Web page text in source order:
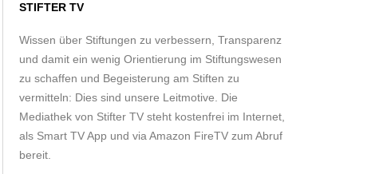
STIFTER TV
Wissen über Stiftungen zu verbessern, Transparenz
und damit ein wenig Orientierung im Stiftungswesen
zu schaffen und Begeisterung am Stiften zu
vermitteln: Dies sind unsere Leitmotive. Die
Mediathek von Stifter TV steht kostenfrei im Internet,
als Smart TV App und via Amazon FireTV zum Abruf
bereit.